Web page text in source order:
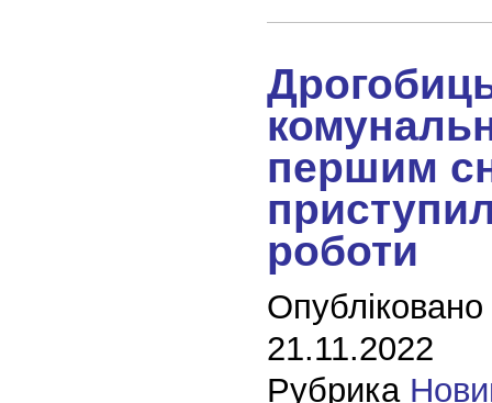
першим
роботи
21.11.2022
Рубрика